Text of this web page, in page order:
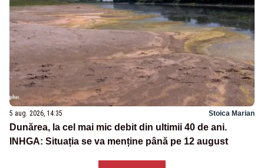
5 aug. 2026, 14:35 Stoica Marian
Dunărea, la cel mai mic debit din ultimii 40 de ani.
INHGA: Situația se va menține până pe 12 august